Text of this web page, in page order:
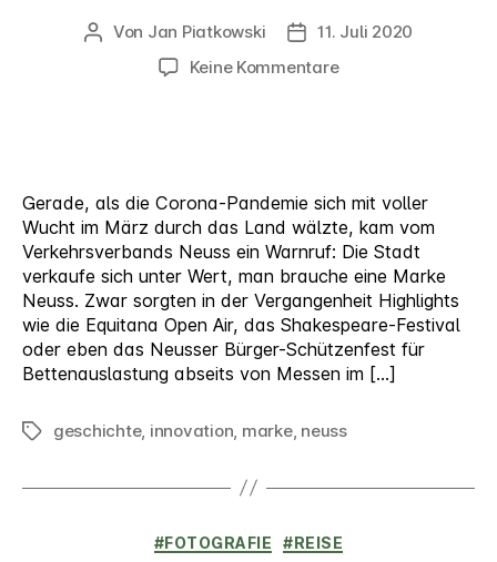
Beitragsautor
Von Jan Piatkowski Veröffentlichungsdatum
11. Juli 2020
Keine Kommentarezu
Zukunft
vereinen
Gerade, als die Corona-Pandemie sich mit voller
Wucht im März durch das Land wälzte, kam vom
Verkehrsverbands Neuss ein Warnruf: Die Stadt
verkaufe sich unter Wert, man brauche eine Marke
Neuss. Zwar sorgten in der Vergangenheit Highlights
wie die Equitana Open Air, das Shakespeare-Festival
oder eben das Neusser Bürger-Schützenfest für
Bettenauslastung abseits von Messen im […]
Schlagwörter
geschichte, innovation, marke, neuss
Kategorien
#FOTOGRAFIE #REISE